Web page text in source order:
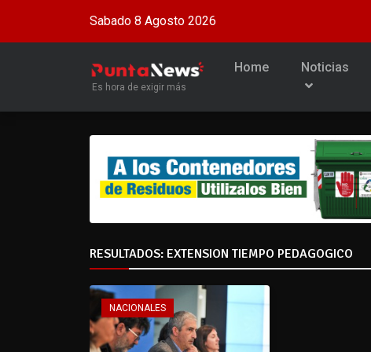
Sabado 8 Agosto 2026
Es hora de exigir más
Home Noticias
RESULTADOS: EXTENSION TIEMPO PEDAGOGICO
NACIONALES